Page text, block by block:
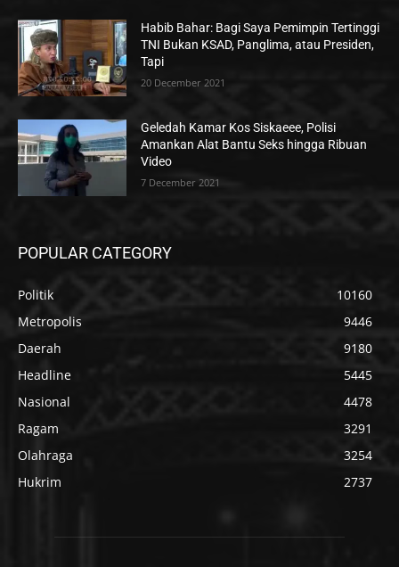
Habib Bahar: Bagi Saya Pemimpin Tertinggi
TNI Bukan KSAD, Panglima, atau Presiden,
Tapi
20 December 2021
Geledah Kamar Kos Siskaeee, Polisi
Amankan Alat Bantu Seks hingga Ribuan
Video
7 December 2021
POPULAR CATEGORY
Politik
10160
Metropolis
9446
Daerah
9180
Headline
5445
Nasional
4478
Ragam
3291
Olahraga
3254
Hukrim
2737